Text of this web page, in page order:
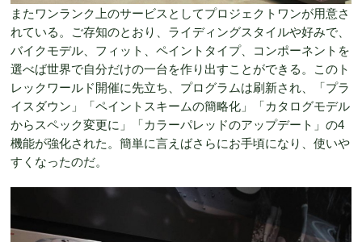
またワンランク上のサービスとしてプロジェクトワンが用意さ
れている。ご存知のとおり、ライディングスタイルや好みで、
バイクモデル、フィット、ペイントタイプ、コンポーネントを
選べば世界で自分だけの一台を作り出すことができる。このト
レックワールド開催に先立ち、プログラムは刷新され、「プラ
イスダウン」「ペイントスキームの簡略化」「カタログモデル
からスペック変更に」「カラーパレッドのアップデート」の4
機能が強化された。簡単に言えばさらにお手頃になり、使いや
すくなったのだ。